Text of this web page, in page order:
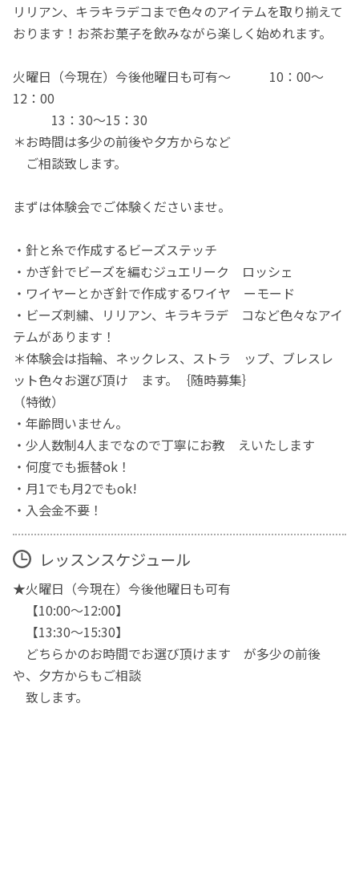
リリアン、キラキラデコまで色々のアイテムを取り揃えて
おります！お茶お菓子を飲みながら楽しく始めれます。
火曜日（今現在）今後他曜日も可有～ 10：00～
12：00
13：30～15：30
＊お時間は多少の前後や夕方からなど
ご相談致します。
まずは体験会でご体験くださいませ。
・針と糸で作成するビーズステッチ
・かぎ針でビーズを編むジュエリーク ロッシェ
・ワイヤーとかぎ針で作成するワイヤ ーモード
・ビーズ刺繍、リリアン、キラキラデ コなど色々なアイ
テムがあります！
＊体験会は指輪、ネックレス、ストラ ップ、ブレスレ
ット色々お選び頂け ます。｛随時募集｝
（特徴）
・年齢問いません。
・少人数制4人までなので丁寧にお教 えいたします
・何度でも振替ok！
・月1でも月2でもok!
・入会金不要！
レッスンスケジュール
★火曜日（今現在）今後他曜日も可有
【10:00～12:00】
【13:30～15:30】
どちらかのお時間でお選び頂けます が多少の前後
や、夕方からもご相談
致します。